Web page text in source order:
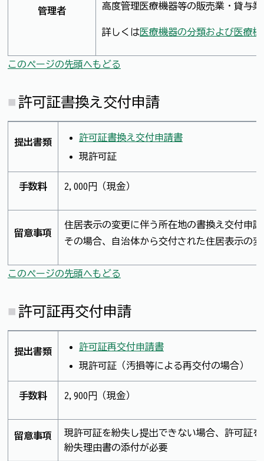
管理者
高度管理医療機器等の販売業・貸与
詳しくは医療機器の分類および医療
このページの先頭へもどる
許可証書換え交付申請
提出書類
許可証書換え交付申請書
現許可証
手数料 2,000円（現金）
留意事項
住居表示の変更に伴う所在地の書換え交付申
その場合、自治体から交付された住居表示の
このページの先頭へもどる
許可証再交付申請
提出書類
許可証再交付申請書
現許可証（汚損等による再交付の場合）
手数料 2,900円（現金）
留意事項
現許可証を紛失し提出できない場合、許可証
紛失理由書の添付が必要